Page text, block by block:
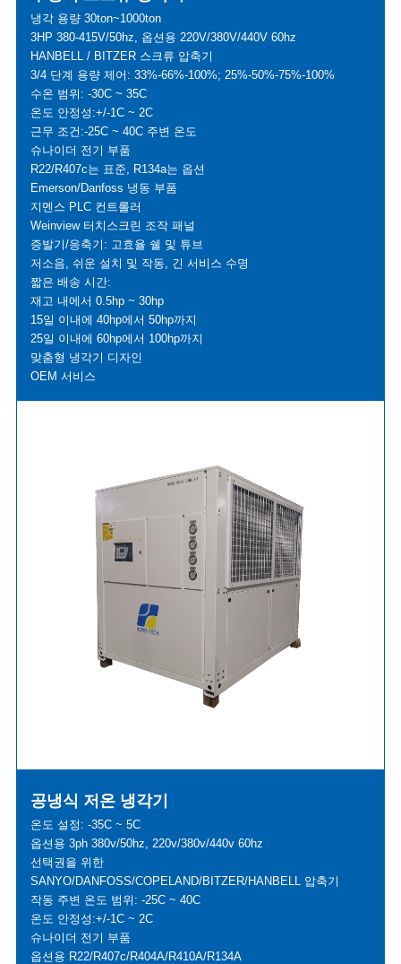
냉각 용량 30ton~1000ton
3HP 380-415V/50hz, 옵션용 220V/380V/440V 60hz
HANBELL / BITZER 스크류 압축기
3/4 단계 용량 제어: 33%-66%-100%; 25%-50%-75%-100%
수온 범위: -30C ~ 35C
온도 안정성:+/-1C ~ 2C
근무 조건:-25C ~ 40C 주변 온도
슈나이더 전기 부품
R22/R407c는 표준, R134a는 옵션
Emerson/Danfoss 냉동 부품
지멘스 PLC 컨트롤러
Weinview 터치스크린 조작 패널
증발기/응축기: 고효율 쉘 및 튜브
저소음, 쉬운 설치 및 작동, 긴 서비스 수명
짧은 배송 시간:
재고 내에서 0.5hp ~ 30hp
15일 이내에 40hp에서 50hp까지
25일 이내에 60hp에서 100hp까지
맞춤형 냉각기 디자인
OEM 서비스
공냉식 저온 냉각기
온도 설정: -35C ~ 5C
옵션용 3ph 380v/50hz, 220v/380v/440v 60hz
선택권을 위한
SANYO/DANFOSS/COPELAND/BITZER/HANBELL 압축기
작동 주변 온도 범위: -25C ~ 40C
온도 안정성:+/-1C ~ 2C
슈나이더 전기 부품
옵션용 R22/R407c/R404A/R410A/R134A